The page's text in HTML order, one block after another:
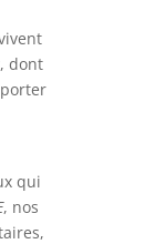
dont
qui
, nos